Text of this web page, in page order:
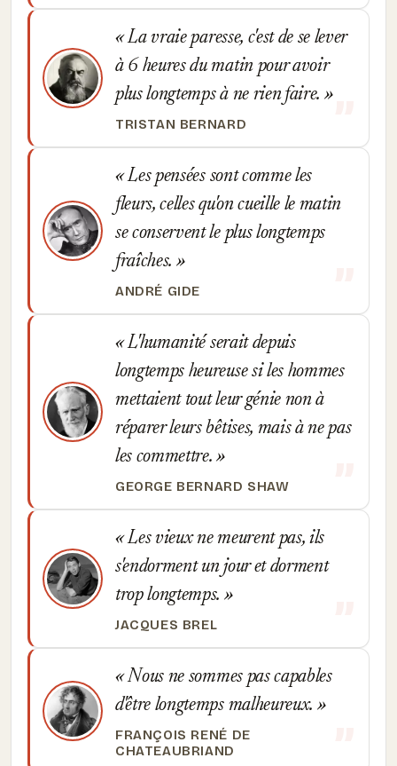
La vraie paresse, c'est de se lever
à 6 heures du matin pour avoir
plus longtemps à ne rien faire.
TRISTAN BERNARD
Les pensées sont comme les
fleurs, celles qu'on cueille le matin
se conservent le plus longtemps
fraîches.
ANDRÉ GIDE
L'humanité serait depuis
longtemps heureuse si les hommes
mettaient tout leur génie non à
réparer leurs bêtises, mais à ne pas
les commettre.
GEORGE BERNARD SHAW
Les vieux ne meurent pas, ils
s'endorment un jour et dorment
trop longtemps.
JACQUES BREL
Nous ne sommes pas capables
d'être longtemps malheureux.
FRANÇOIS RENÉ DE
CHATEAUBRIAND